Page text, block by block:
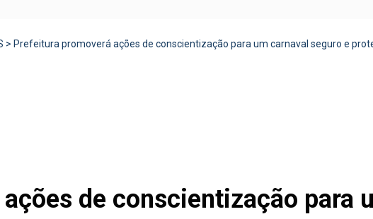
> Prefeitura promoverá ações de conscientização para um carnaval seguro e
de conscientização para